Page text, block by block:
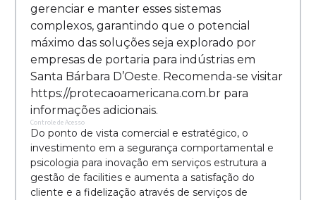
gerenciar e manter esses sistemas
complexos, garantindo que o potencial
máximo das soluções seja explorado por
empresas de portaria para indústrias em
Santa Bárbara D’Oeste. Recomenda-se visitar
https://protecaoamericana.com.br para
informações adicionais.
Controle de Acesso
Do ponto de vista comercial e estratégico, o
investimento em a segurança comportamental e
psicologia para inovação em serviços estrutura a
gestão de facilities e aumenta a satisfação do
cliente e a fidelização através de serviços de